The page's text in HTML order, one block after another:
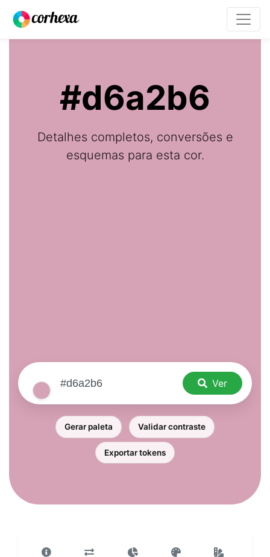
#d6a2b6
Detalhes completos, conversões e
esquemas para esta cor.
Ver
Gerar paleta Validar contraste
Exportar tokens